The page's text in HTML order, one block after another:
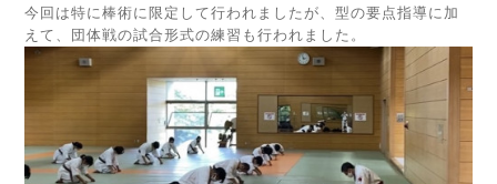
今回は特に棒術に限定して行われましたが、型の要点指導に加
えて、団体戦の試合形式の練習も行われました。